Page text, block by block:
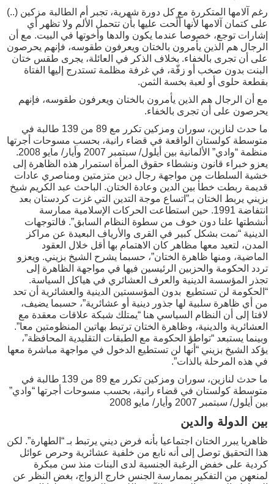
رغم آلامها المتكررة مع كل دورة شهرية، تجبر أم الطالبة مزكين (..)
على كتمان آلامها لأنها ألّحت عليها بأن تتحمل الألم ولا تظهر أي
إشارات توجع، خصوصا عندما يكون والدها وأخوتها في البيت. مع أن
الرجال هم الذين يأمرون بالختان ويعرفون طقوسه، فإنهم يحرصون
على أن تجرى بالخفاء. بخلاف الذكر في العائلة، يجرى طقس ختان
البنت بدون صخب أو زفّة، في غرفة مظلمة تستدرج إليها الفتاة
بقطعة حلوى أو لعبة بخسة الثمن.
مع أن الرجال هم الذين يأمرون بالختان ويعرفون طقوسه، فإنهم
يحرصون على أن تجرى بالخفاء.
ما حدث لنازين، سوران ومزكين تكرر مع 89 من 139 طالبة في
متوسطة كولستان الواقعة في قضاء رانية، بحسب مسوحات أجرتها
منظمة “وادي” الألمانية بين أيلول/ سبتمبر 2007 وأيار/ مايو 2008.
يعزو خبراء قانون ونشطاء حقوق المرأة استمرار هذه الظاهرة إلى
خشية السلطات من مواجهة رجال دين متزمتين ومناصري عادات
قديمة ربطت خطأ بين الدين وعادة الختان. الباحث عبد الكريم شيخ
بزيني يربط الختان بـ”اتساع موجة التدين التي غزت كردستان بعد
انتفاضة 1991. حين استطاعت الحركات الإسلامية ممارسة
أنشطتها علنا دون خوف من سطوة النظام السابق”. فالتوجهات
الدينية “نمت بشكل كبير في القرى والأرياف البعيدة عن مراكز
المدن، لتعيد معها مظاهر كان الاهتمام بها أقل خلال العقود
الماضية، ومنها ظاهرة الختان”، حسبما يشرح الشيخ بزيني. ويعزو
تردد الحكومة والحزبين الرئيسين فيها في مواجهة الظاهرة إلى
تجذر المؤسسة الدينية والعرف العشائري في هياكل السياسة.
“الحكومة لن تستطيع بدون المؤسستين الدينية والعشائرية أن تحد
من أي ظاهرة سلبية لها جذور دينية أو عشائرية”، حسبما يضيف،
لافتا إلى أن النظام السياسي هنا “يمتلك شبكة علاقات معقدة مع
العشائرية والدينية، وظاهرة الختان ترتبط بهاتين المنظومتين معا”.
وبينما يستبعد “تواطؤ الحكومة مع الطبقات التقليدية المحافظة”،
يؤكد الشيخ بزيني “أنها لن تستطيع الدخول في مواجهة مباشرة معها
في هذه المرحلة بالذات”.
ما حدث لنازين، سوران ومزكين تكرر مع 89 من 139 طالبة في
متوسطة كولستان في قضاء رانية، بحسب مسوحات أجرتها “وادي”
بين أيلول/ سبتمبر 2007 وأيار/ مايو 2008
بين الدولة والدين
ظاهريا يبرر الختان اجتماعيا بأنه فرض ديني يرتبط بـ “الطهارة”. لكن
هذا التحقيق توصل إلى أنه نابع من خلفية عشائرية وحرص عوائل
كردية على خفض الرغبة الجنسية لدى البنات منذ سن مبكرة
لمنعهن من التفكير بممارسة الجنس خارج الزواج، بغض النظر عن